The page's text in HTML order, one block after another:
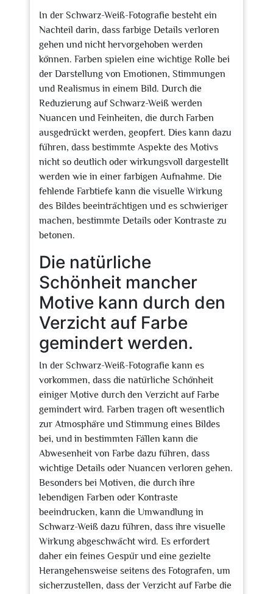
In der Schwarz-Weiß-Fotografie besteht ein
Nachteil darin, dass farbige Details verloren
gehen und nicht hervorgehoben werden
können. Farben spielen eine wichtige Rolle bei
der Darstellung von Emotionen, Stimmungen
und Realismus in einem Bild. Durch die
Reduzierung auf Schwarz-Weiß werden
Nuancen und Feinheiten, die durch Farben
ausgedrückt werden, geopfert. Dies kann dazu
führen, dass bestimmte Aspekte des Motivs
nicht so deutlich oder wirkungsvoll dargestellt
werden wie in einer farbigen Aufnahme. Die
fehlende Farbtiefe kann die visuelle Wirkung
des Bildes beeinträchtigen und es schwieriger
machen, bestimmte Details oder Kontraste zu
betonen.
Die natürliche
Schönheit mancher
Motive kann durch den
Verzicht auf Farbe
gemindert werden.
In der Schwarz-Weiß-Fotografie kann es
vorkommen, dass die natürliche Schönheit
einiger Motive durch den Verzicht auf Farbe
gemindert wird. Farben tragen oft wesentlich
zur Atmosphäre und Stimmung eines Bildes
bei, und in bestimmten Fällen kann die
Abwesenheit von Farbe dazu führen, dass
wichtige Details oder Nuancen verloren gehen.
Besonders bei Motiven, die durch ihre
lebendigen Farben oder Kontraste
beeindrucken, kann die Umwandlung in
Schwarz-Weiß dazu führen, dass ihre visuelle
Wirkung abgeschwächt wird. Es erfordert
daher ein feines Gespür und eine gezielte
Herangehensweise seitens des Fotografen, um
sicherzustellen, dass der Verzicht auf Farbe die